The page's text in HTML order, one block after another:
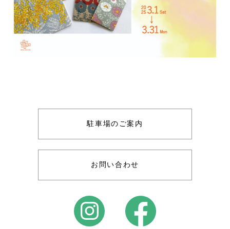
駐車場のご案内
お問い合わせ